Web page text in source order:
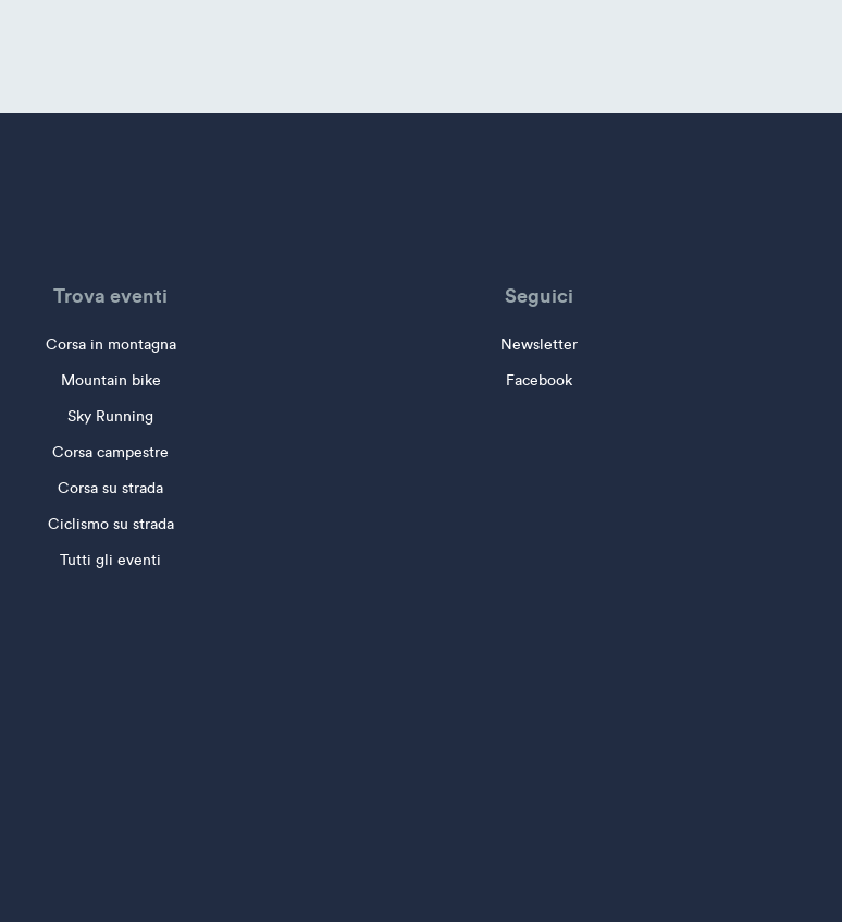
Trova eventi
Corsa in montagna
Mountain bike
Sky Running
Corsa campestre
Corsa su strada
Ciclismo su strada
Tutti gli eventi
Seguici
Newsletter
Facebook